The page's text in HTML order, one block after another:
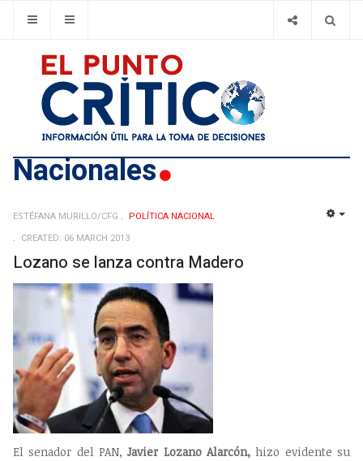
Nacionales
ESTÉFANA MURILLO/CFG
POLÍ­TICA NACIONAL
CREATED: 06 MARCH 2013
Lozano se lanza contra Madero
El senador del PAN,Javier Lozano Alarcón, hizo evidente su